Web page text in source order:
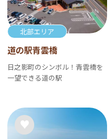
北部エリア
道の駅青雲橋
日之影町のシンボル！青雲橋を
一望できる道の駅